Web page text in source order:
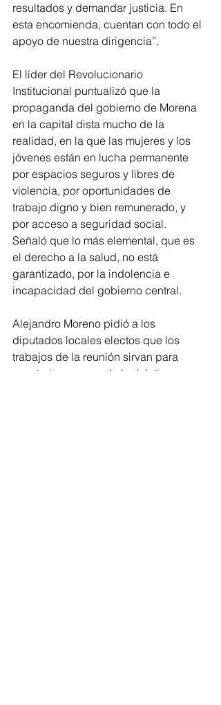
resultados y demandar justicia. En
esta encomienda, cuentan con todo el
apoyo de nuestra dirigencia”.
El líder del Revolucionario
Institucional puntualizó que la
propaganda del gobierno de Morena
en la capital dista mucho de la
realidad, en la que las mujeres y los
jóvenes están en lucha permanente
por espacios seguros y libres de
violencia, por oportunidades de
trabajo digno y bien remunerado, y
por acceso a seguridad social.
Señaló que lo más elemental, que es
el derecho a la salud, no está
garantizado, por la indolencia e
incapacidad del gobierno central.
Alejandro Moreno pidió a los
diputados locales electos que los
trabajos de la reunión sirvan para
construir una agenda legislativa con